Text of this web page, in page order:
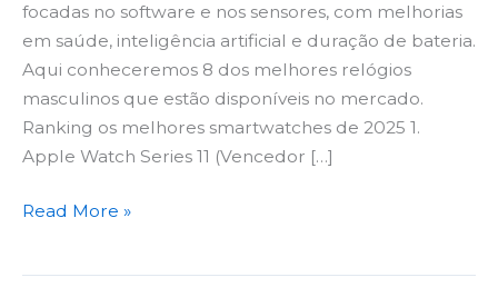
focadas no software e nos sensores, com melhorias
em saúde, inteligência artificial e duração de bateria.
Aqui conheceremos 8 dos melhores relógios
masculinos que estão disponíveis no mercado.
Ranking os melhores smartwatches de 2025 1.
Apple Watch Series 11 (Vencedor […]
Read More »